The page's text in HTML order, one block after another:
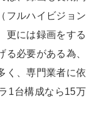
フルハイビジョン
更には録画をする
必要がある為、
く、専門業者に依
1台構成なら15万